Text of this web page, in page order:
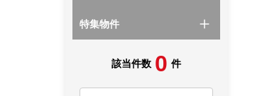
特集物件
該当件数 0 件